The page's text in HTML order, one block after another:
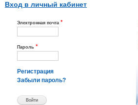
Вход в личный кабинет
Электронная почта *
Пароль *
Регистрация
Забыли пароль?